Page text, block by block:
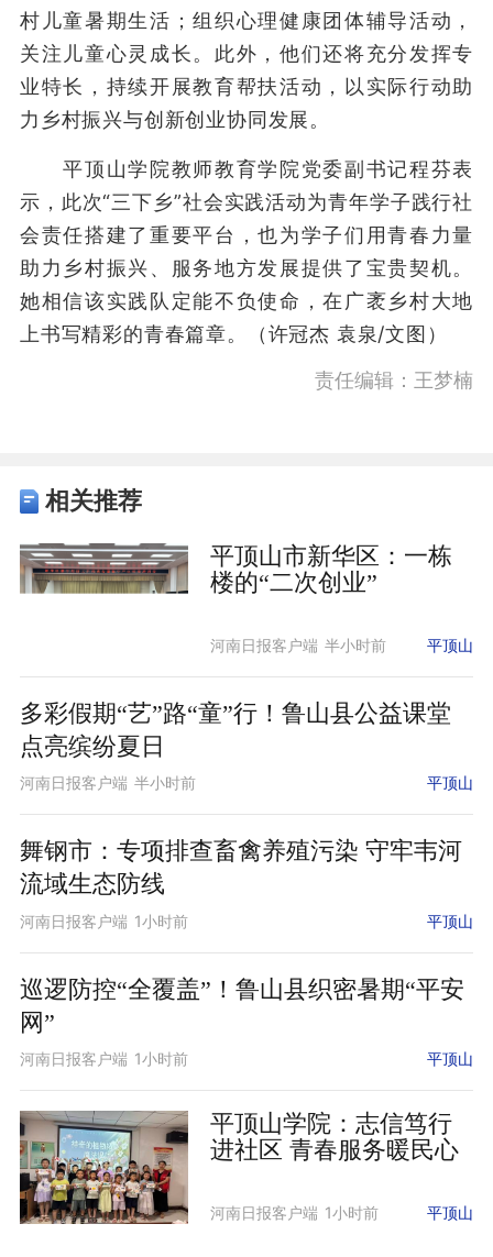
村儿童暑期生活；组织心理健康团体辅导活动，
关注儿童心灵成长。此外，他们还将充分发挥专
业特长，持续开展教育帮扶活动，以实际行动助
力乡村振兴与创新创业协同发展。
平顶山学院教师教育学院党委副书记程芬表
示，此次“三下乡”社会实践活动为青年学子践行社
会责任搭建了重要平台，也为学子们用青春力量
助力乡村振兴、服务地方发展提供了宝贵契机。
她相信该实践队定能不负使命，在广袤乡村大地
上书写精彩的青春篇章。（许冠杰 袁泉/文图）
责任编辑：王梦楠
相关推荐
平顶山市新华区：一栋
楼的“二次创业”
河南日报客户端 半小时前 平顶山
多彩假期“艺”路“童”行！鲁山县公益课堂
点亮缤纷夏日
河南日报客户端 半小时前 平顶山
舞钢市：专项排查畜禽养殖污染 守牢韦河
流域生态防线
河南日报客户端 1小时前 平顶山
巡逻防控“全覆盖”！鲁山县织密暑期“平安
网”
河南日报客户端 1小时前 平顶山
平顶山学院：志信笃行
进社区 青春服务暖民心
河南日报客户端 1小时前 平顶山